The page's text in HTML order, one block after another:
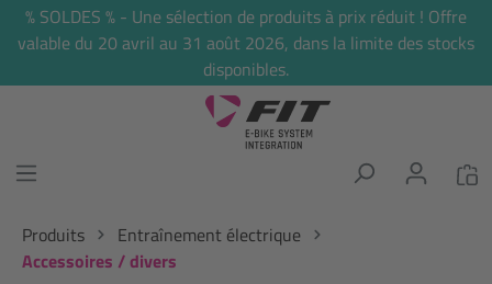
principal
% SOLDES % - Une sélection de produits à prix réduit ! Offre
valable du 20 avril au 31 août 2026, dans la limite des stocks
disponibles.
Produits
Entraînement électrique
Accessoires / divers